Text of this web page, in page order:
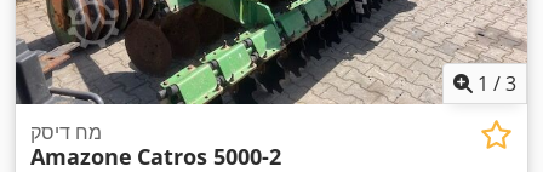
1 /3
מח דיסק
Amazone Catros 5000-2